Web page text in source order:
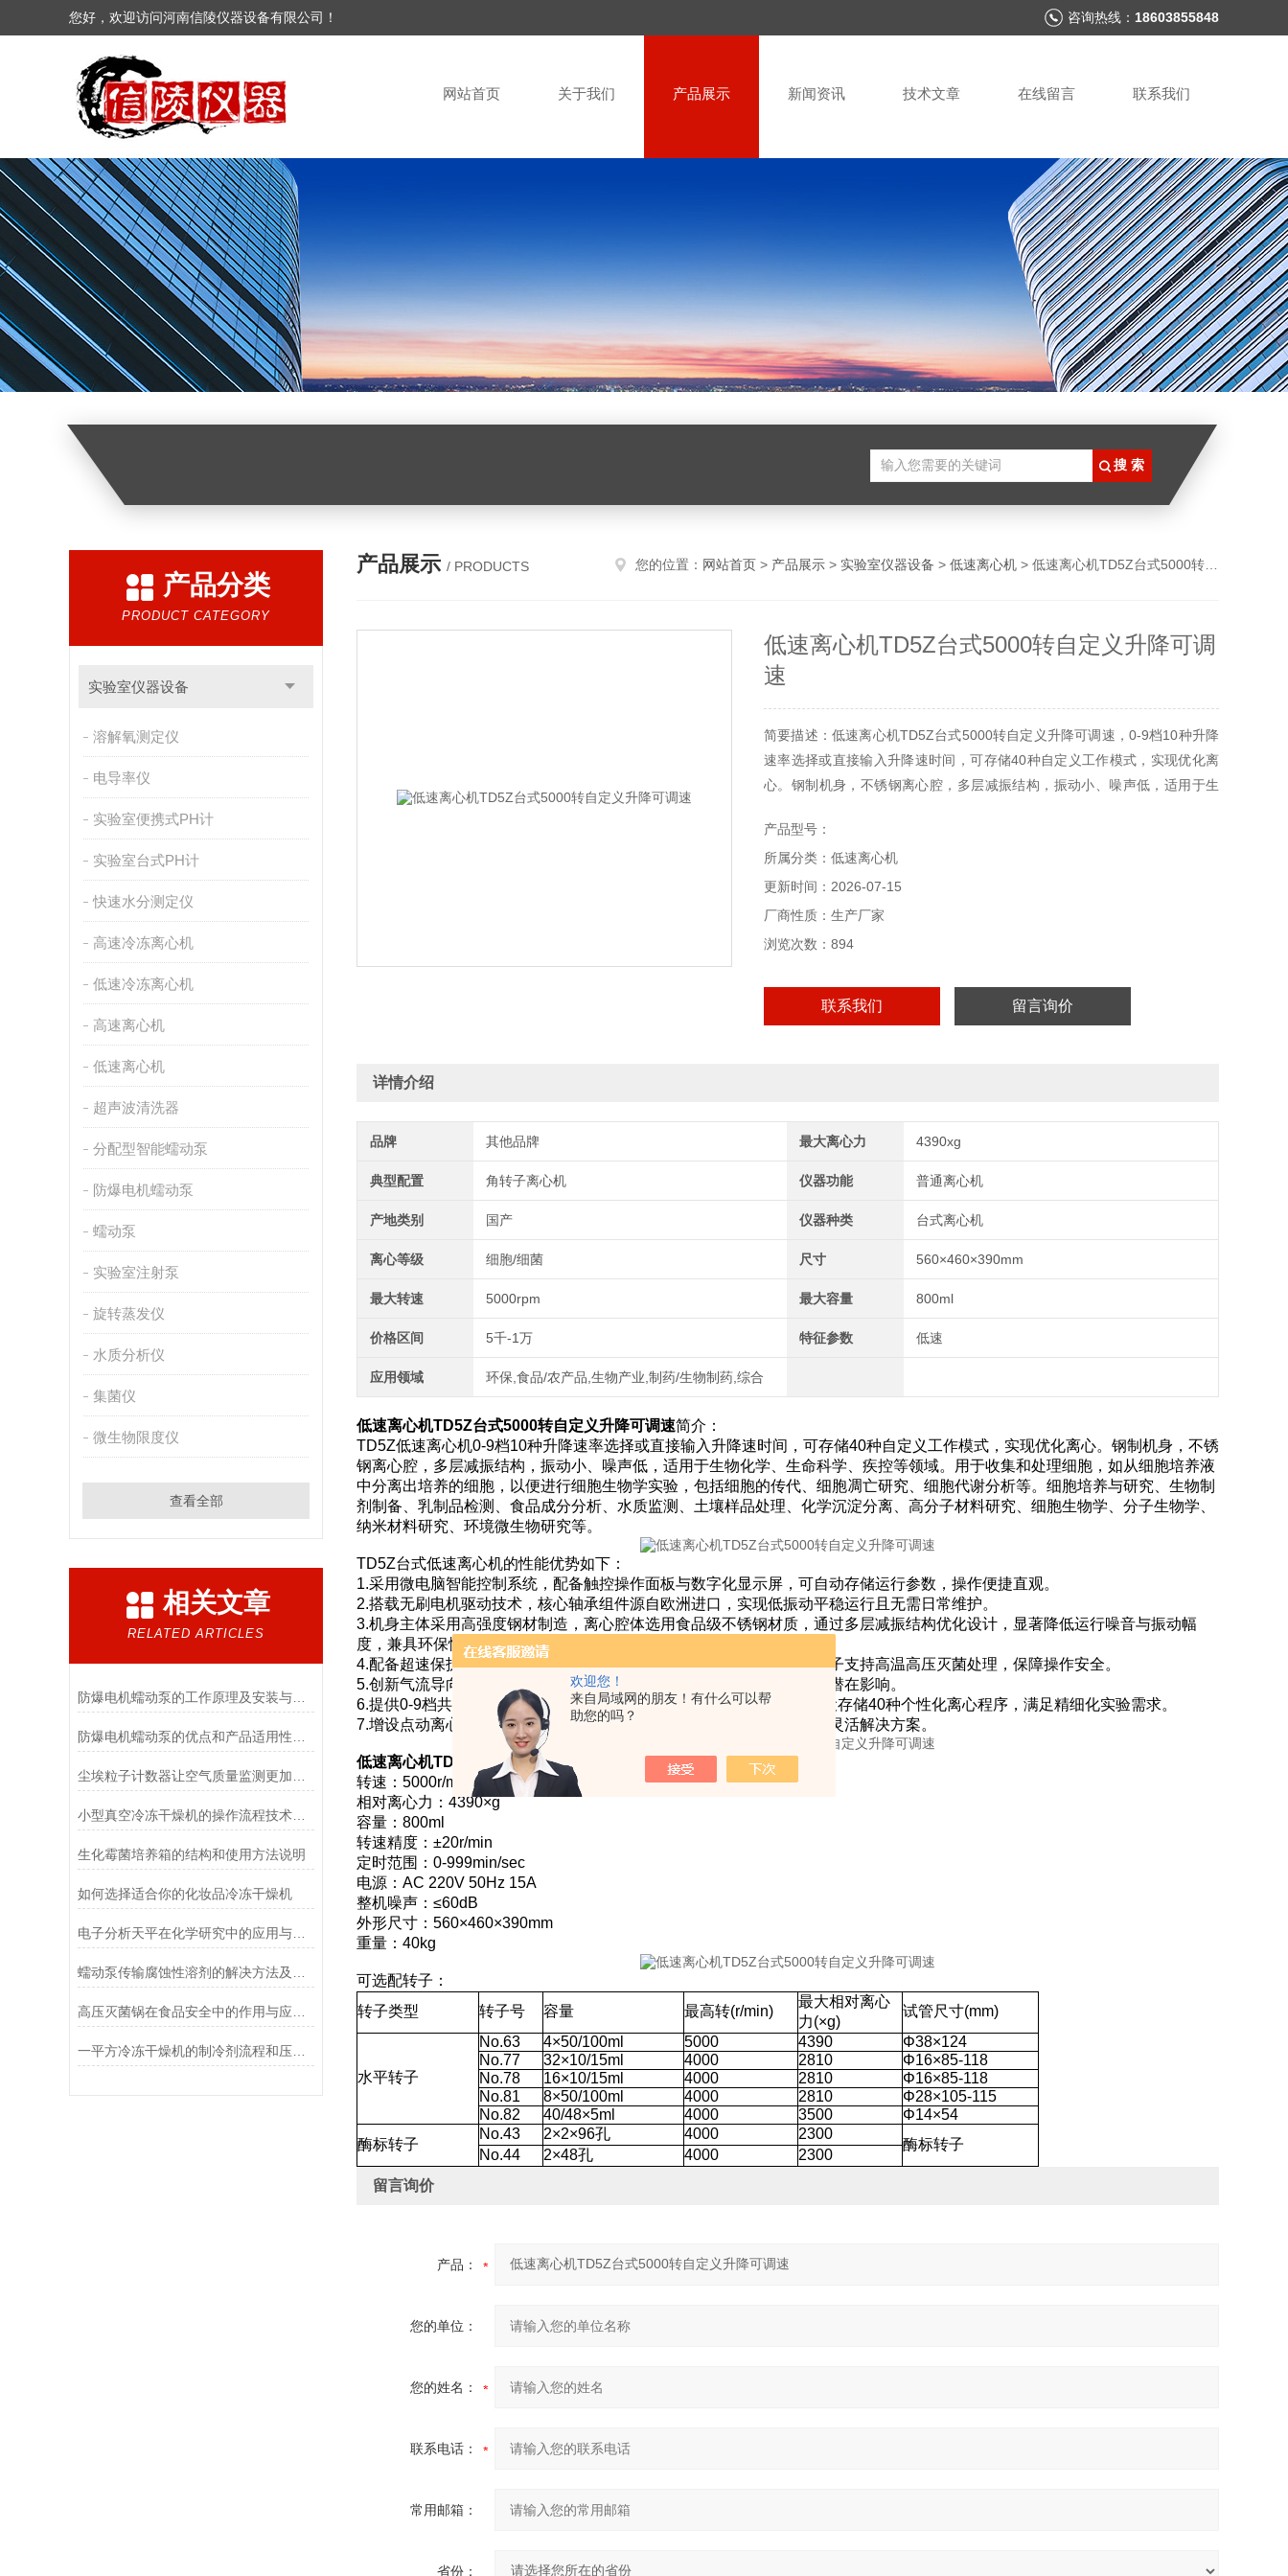
欢迎您！
来自局域网的朋友！有什么可以帮
助您的吗？
您好，欢迎访问河南信陵仪器设备有限公司！ 咨询热线： 18603855848
网站首页 关于我们 产品展示 新闻资讯 技术文章 在线留言 联系我们
产品分类
PRODUCT CATEGORY
实验室仪器设备
溶解氧测定仪
电导率仪
实验室便携式PH计
实验室台式PH计
快速水分测定仪
高速冷冻离心机
低速冷冻离心机
高速离心机
低速离心机
超声波清洗器
分配型智能蠕动泵
防爆电机蠕动泵
蠕动泵
实验室注射泵
旋转蒸发仪
水质分析仪
集菌仪
微生物限度仪
查看全部
相关文章
RELATED ARTICLES
防爆电机蠕动泵的工作原理及安装与配管
小型真空冷冻干燥机的操作流程技术详解
生化霉菌培养箱的结构和使用方法说明
如何选择适合你的化妆品冷冻干燥机
电子分析天平在化学研究中的应用与优势说明
一平方冷冻干燥机的制冷剂流程和压缩空气流程
产品展示 / PRODUCTS 您的位置： 网站首页 > 产品展示 > 实验室仪器设备 > 低速离心机 > 低速离心机TD5Z台式5000转自定义升降可调速
低速离心机TD5Z台式5000转自定义升降可调
速
简要描述：低速离心机TD5Z台式5000转自定义升降可调速，0-9档10种升降
速率选择或直接输入升降速时间，可存储40种自定义工作模式，实现优化离
心。钢制机身，不锈钢离心腔，多层减振结构，振动小、噪声低，适用于生
动检测等多重防护机制，转子支持高温高压灭菌处理。
产品型号：
所属分类：低速离心机
更新时间：2026-07-15
厂商性质：生产厂家
浏览次数：894
联系我们 留言询价
详情介绍
品牌 其他品牌 最大离心力 4390xg
典型配置 角转子离心机 仪器功能 普通离心机
产地类别 国产 仪器种类 台式离心机
离心等级 细胞/细菌 尺寸 560×460×390mm
最大转速 5000rpm 最大容量 800ml
价格区间 5千-1万 特征参数 低速
应用领域 环保,食品/农产品,生物产业,制药/生物制药,综合
低速离心机TD5Z台式5000转自定义升降可调速简介：
TD5Z低速离心机0-9档10种升降速率选择或直接输入升降速时间，可存储40种自定义工作模式，实现优化离心。钢制机身，不锈
钢离心腔，多层减振结构，振动小、噪声低，适用于生物化学、生命科学、疾控等领域。用于收集和处理细胞，如从细胞培养液
中分离出培养的细胞，以便进行细胞生物学实验，包括细胞的传代、细胞凋亡研究、细胞代谢分析等。细胞培养与研究、生物制
剂制备、乳制品检测、食品成分分析、水质监测、土壤样品处理、化学沉淀分离、高分子材料研究、细胞生物学、分子生物学、
纳米材料研究、环境微生物研究等。
TD5Z台式低速离心机的性能优势如下：
1.采用微电脑智能控制系统，配备触控操作面板与数字化显示屏，可自动存储运行参数，操作便捷直观。
2.搭载无刷电机驱动技术，核心轴承组件源自欧洲进口，实现低振动平稳运行且无需日常维护。
3.机身主体采用高强度钢材制造，离心腔体选用食品级不锈钢材质，通过多层减振结构优化设计，显著降低运行噪音与振动幅
度，兼具环保性与耐用性。
4.配备超速保护、门盖安全联锁、不平衡自动检测等多重防护机制，转子支持高温高压灭菌处理，保障操作安全。
5.创新气流导向系统有效控制设备温升，最大限度减少热效应对样品的潜在影响。
6.提供0-9档共10级变速调节选项或自定义升降速时间设置功能，可预设存储40种个性化离心程序，满足精细化实验需求。
7.增设点动离心模式，支持短时快速离心操作，为多样化实验场景提供灵活解决方案。
低速离心机TD5Z台式5000转自定义升降可调速技术参数：
转速：5000r/min
相对离心力：4390×g
容量：800ml
转速精度：±20r/min
定时范围：0-999min/sec
电源：AC 220V 50Hz 15A
整机噪声：≤60dB
外形尺寸：560×460×390mm
重量：40kg
可选配转子：
转子类型
转子号 容量 最高转(r/min)
最大相对离心
力(×g)
试管尺寸(mm)
水平转子
No.63 4×50/100ml 5000 4390
Φ38×124
No.77
32×10/15ml 4000 2810
Φ16×85-118
No.78
16×10/15ml 4000 2810
Φ16×85-118
No.81
8×50/100ml 4000 2810
Φ28×105-115
No.82
40/48×5ml 4000 3500
Φ14×54
酶标转子
No.43 2×2×96孔 4000 2300
酶标转子
No.44 2×48孔 4000
2300
留言询价
产品：
您的单位：
您的姓名：
联系电话：
常用邮箱：
省份：